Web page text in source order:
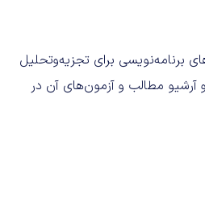
برنامه‌نویسی برای تجزیه‌وتحلیل
آرشیو مطالب و آزمون‌های آن در